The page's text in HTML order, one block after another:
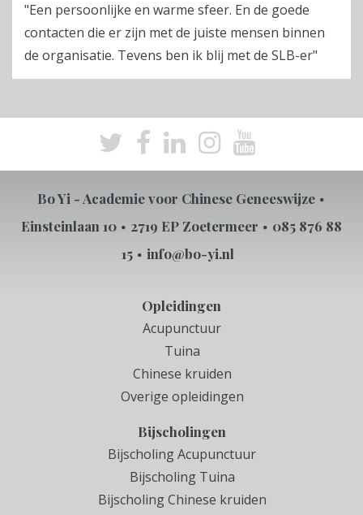
"Een persoonlijke en warme sfeer. En de goede
contacten die er zijn met de juiste mensen binnen
de organisatie. Tevens ben ik blij met de SLB-er"
Bo Yi - Academie voor Chinese Geneeswijze
Einsteinlaan 10
2719 EP Zoetermeer
085 876 88
15
info@bo-yi.nl
Opleidingen
Acupunctuur
Tuina
Chinese kruiden
Overige opleidingen
Bijscholingen
Bijscholing Acupunctuur
Bijscholing Tuina
Bijscholing Chinese kruiden